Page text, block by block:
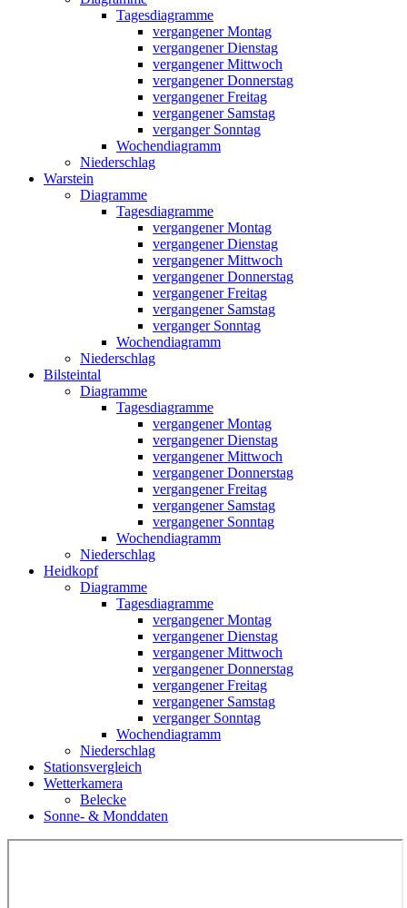
Tagesdiagramme
vergangener Montag
vergangener Dienstag
vergangener Mittwoch
vergangener Donnerstag
vergangener Freitag
vergangener Samstag
verganger Sonntag
Wochendiagramm
Niederschlag
Warstein
Diagramme
Tagesdiagramme
vergangener Montag
vergangener Dienstag
vergangener Mittwoch
vergangener Donnerstag
vergangener Freitag
vergangener Samstag
verganger Sonntag
Wochendiagramm
Niederschlag
Bilsteintal
Diagramme
Tagesdiagramme
vergangener Montag
vergangener Dienstag
vergangener Mittwoch
vergangener Donnerstag
vergangener Freitag
vergangener Samstag
vergangener Sonntag
Wochendiagramm
Niederschlag
Heidkopf
Diagramme
Tagesdiagramme
vergangener Montag
vergangener Dienstag
vergangener Mittwoch
vergangener Donnerstag
vergangener Freitag
vergangener Samstag
verganger Sonntag
Wochendiagramm
Niederschlag
Stationsvergleich
Wetterkamera
Belecke
Sonne- & Monddaten